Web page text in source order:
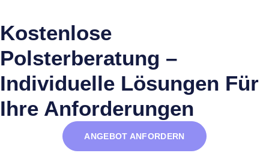
Kostenlose
Polsterberatung –
Individuelle Lösungen Für
Ihre Anforderungen
ANGEBOT ANFORDERN